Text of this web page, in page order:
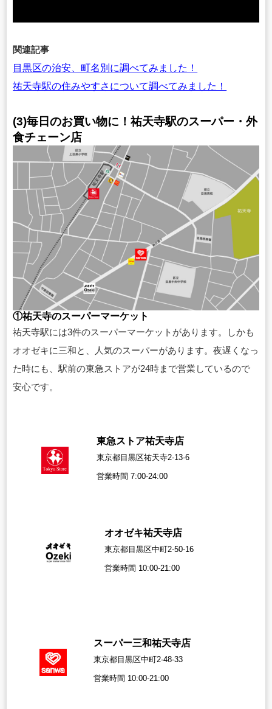
関連記事
目黒区の治安、町名別に調べてみました！
祐天寺駅の住みやすさについて調べてみました！
(3)毎日のお買い物に！祐天寺駅のスーパー・外
食チェーン店
①祐天寺のスーパーマーケット
祐天寺駅には3件のスーパーマーケットがあります。しかも
オオゼキに三和と、人気のスーパーがあります。夜遅くなっ
た時にも、駅前の東急ストアが24時まで営業しているので
安心です。
東急ストア祐天寺店
東京都目黒区祐天寺2-13-6
営業時間 7:00-24:00
オオゼキ祐天寺店
東京都目黒区中町2-50-16
営業時間 10:00-21:00
スーパー三和祐天寺店
東京都目黒区中町2-48-33
営業時間 10:00-21:00